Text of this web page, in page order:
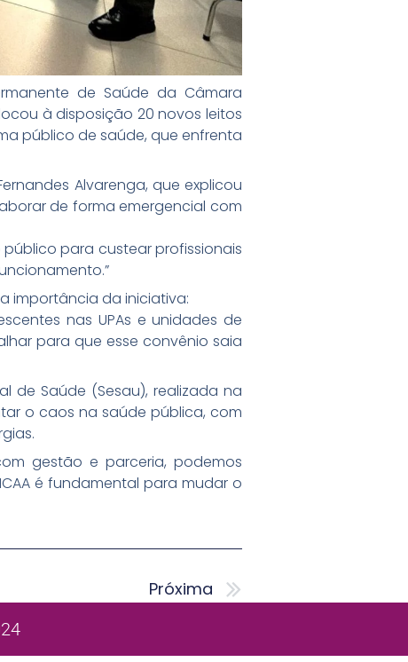
de Saúde da Câmara
à disposição 20 novos leitos
público de saúde, que enfrenta
Alvarenga, que explicou
de forma emergencial com
para custear profissionais
importância da iniciativa:
nas UPAs e unidades de
para que esse convênio saia
de Saúde (Sesau), realizada na
o caos na saúde pública, com
gestão e parceria, podemos
é fundamental para mudar o
Próxima